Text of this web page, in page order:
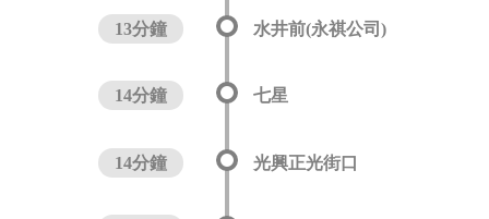
13分鐘 水井前(永祺公司)
14分鐘 七星
14分鐘 光興正光街口